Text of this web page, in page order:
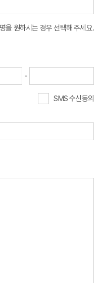
을 원하시는 경우 선택해 주세요.
-
SMS 수신동의